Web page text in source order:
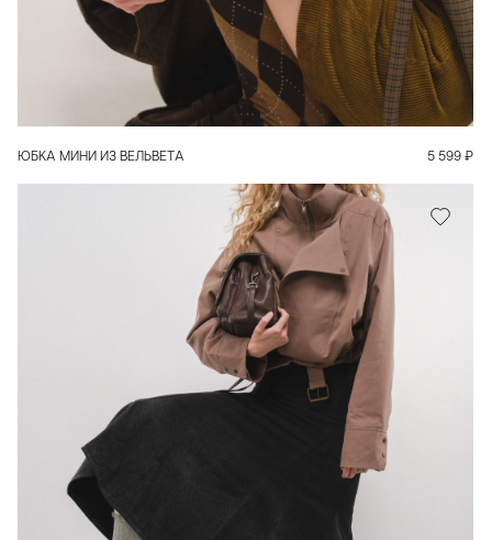
В КОРЗИНУ
ЮБКА МИНИ ИЗ ВЕЛЬВЕТА 5 599 ₽